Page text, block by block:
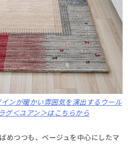
ンが暖かい雰囲気を演出するウール
グ＜ユアン＞はこちらから
めつつも、ベージュを中心にしたマ